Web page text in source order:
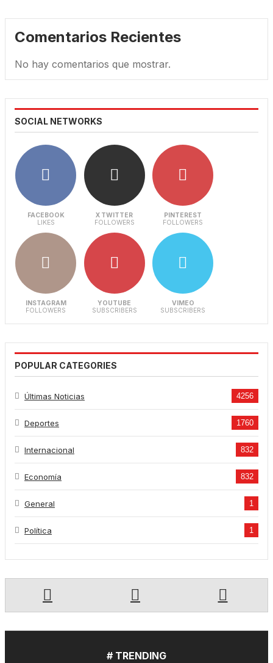
Comentarios Recientes
No hay comentarios que mostrar.
SOCIAL NETWORKS
FACEBOOK
LIKES
X TWITTER
FOLLOWERS
PINTEREST
FOLLOWERS
INSTAGRAM
FOLLOWERS
YOUTUBE
SUBSCRIBERS
VIMEO
SUBSCRIBERS
POPULAR CATEGORIES
Últimas Noticias 4256
Deportes 1760
Internacional 832
Economía 832
General 1
Política 1
# TRENDING